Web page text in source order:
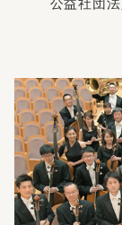
公益社団